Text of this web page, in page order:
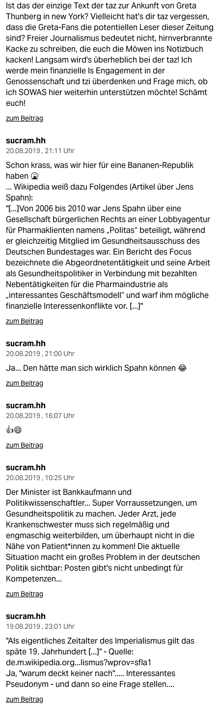
Ist das der einzige Text der taz zur Ankunft von Greta
Thunberg in new York? Vielleicht hat's dir taz vergessen,
dass die Greta-Fans die potentiellen Leser dieser Zeitung
sind? Freier Journalismus bedeutet nicht, hirnverbrannte
Kacke zu schreiben, die euch die Möwen ins Notizbuch
kacken! Langsam wird's überheblich bei der taz! Ich
werde mein finanzielle ls Engagement in der
Genossenschaft und tzi überdenken und Frage mich, ob
ich SOWAS hier weiterhin unterstützen möchte! Schämt
euch!
zum Beitrag
sucram.hh
20.08.2019 , 21:11 Uhr
Schon krass, was wir hier für eine Bananen-Republik
haben 🤮
... Wikipedia weiß dazu Folgendes (Artikel über Jens
Spahn):
"[...]Von 2006 bis 2010 war Jens Spahn über eine
Gesellschaft bürgerlichen Rechts an einer Lobbyagentur
für Pharmaklienten namens „Politas“ beteiligt, während
er gleichzeitig Mitglied im Gesundheitsausschuss des
Deutschen Bundestages war. Ein Bericht des Focus
bezeichnete die Abgeordnetentätigkeit und seine Arbeit
als Gesundheitspolitiker in Verbindung mit bezahlten
Nebentätigkeiten für die Pharmaindustrie als
„interessantes Geschäftsmodell“ und warf ihm mögliche
finanzielle Interessenkonflikte vor. [...]"
zum Beitrag
sucram.hh
20.08.2019 , 21:00 Uhr
Ja... Den hätte man sich wirklich Spahn können 😂
zum Beitrag
sucram.hh
20.08.2019 , 16:07 Uhr
👍😄
zum Beitrag
sucram.hh
20.08.2019 , 10:25 Uhr
Der Minister ist Bankkaufmann und
Politikwissenschaftler... Super Vorraussetzungen, um
Gesundheitspolitik zu machen. Jeder Arzt, jede
Krankenschwester muss sich regelmäßig und
engmaschig weiterbilden, um überhaupt nicht in die
Nähe von Patient*innen zu kommen! Die aktuelle
Situation macht ein großes Problem in der deutschen
Politik sichtbar: Posten gibt's nicht unbedingt für
Kompetenzen...
zum Beitrag
sucram.hh
19.08.2019 , 23:01 Uhr
"Als eigentliches Zeitalter des Imperialismus gilt das
späte 19. Jahrhundert [...]" - Quelle:
de.m.wikipedia.org...lismus?wprov=sfla1
Ja, "warum deckt keiner nach"..... Interessantes
Pseudonym - und dann so eine Frage stellen....
zum Beitrag